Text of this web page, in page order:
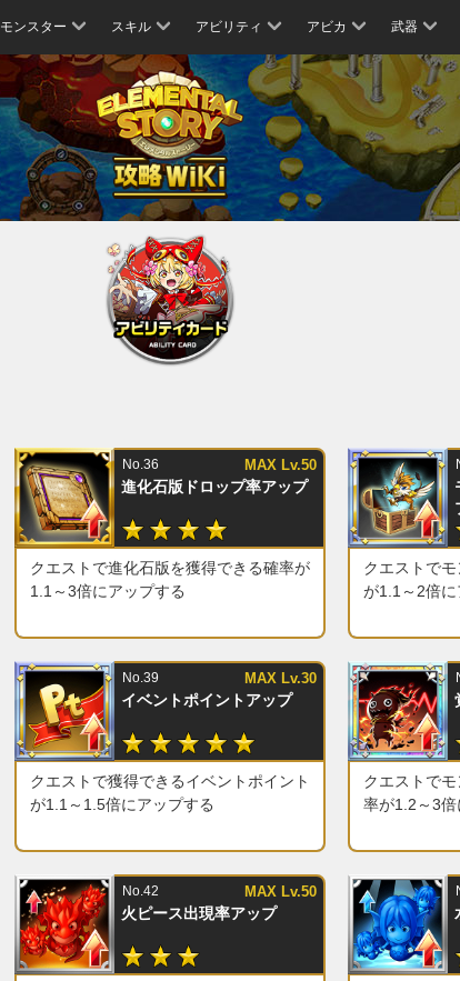
モンスター スキル アビリティ アビカ 武器
No.36 MAX Lv.50
進化石版ドロップ率アップ
クエストで進化石版を獲得できる確率が
1.1～3倍にアップする
クエストで
が1.1～2倍に
No.39 MAX Lv.30
イベントポイントアップ
クエストで獲得できるイベントポイント
が1.1～1.5倍にアップする
クエストで
率が1.2～3倍
No.42 MAX Lv.50
火ピース出現率アップ